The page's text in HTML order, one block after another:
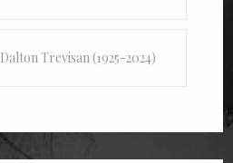
Dalton Trevisan (1925-2024)